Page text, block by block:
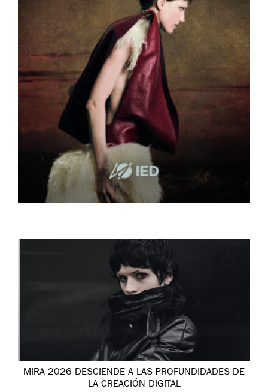
MIRA 2026 DESCIENDE A LAS PROFUNDIDADES DE
LA CREACIÓN DIGITAL